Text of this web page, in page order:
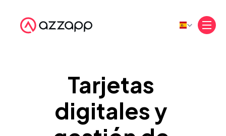
Select Language
Tarjetas
digitales y